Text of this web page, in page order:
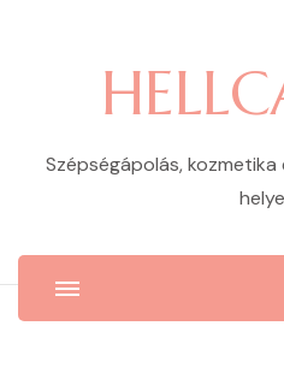
Szépségápolás, kozmetika